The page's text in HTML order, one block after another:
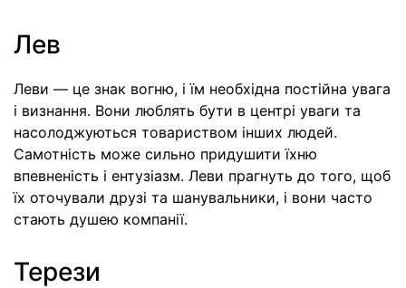
Лев
Леви — це знак вогню, і їм необхідна постійна увага
і визнання. Вони люблять бути в центрі уваги та
насолоджуються товариством інших людей.
Самотність може сильно придушити їхню
впевненість і ентузіазм. Леви прагнуть до того, щоб
їх оточували друзі та шанувальники, і вони часто
стають душею компанії.
Терези